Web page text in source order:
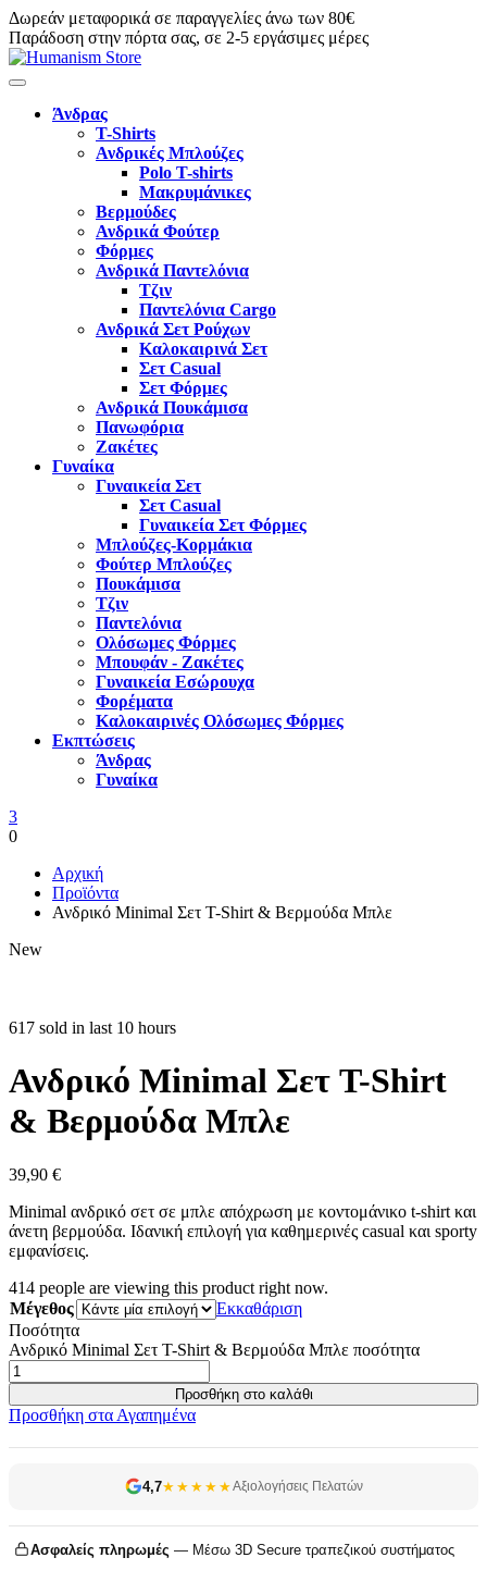
Δωρεάν μεταφορικά σε παραγγελίες άνω των 80€
Παράδοση στην πόρτα σας, σε 2-5 εργάσιμες μέρες
Άνδρας
T-Shirts
Ανδρικές Μπλούζες
Polo T-shirts
Μακρυμάνικες
Βερμούδες
Ανδρικά Φούτερ
Φόρμες
Ανδρικά Παντελόνια
Τζιν
Παντελόνια Cargo
Ανδρικά Σετ Ρούχων
Καλοκαιρινά Σετ
Σετ Casual
Σετ Φόρμες
Ανδρικά Πουκάμισα
Πανωφόρια
Ζακέτες
Γυναίκα
Γυναικεία Σετ
Σετ Casual
Γυναικεία Σετ Φόρμες
Μπλούζες-Κορμάκια
Φούτερ Μπλούζες
Πουκάμισα
Τζιν
Παντελόνια
Ολόσωμες Φόρμες
Μπουφάν - Ζακέτες
Γυναικεία Εσώρουχα
Φορέματα
Καλοκαιρινές Ολόσωμες Φόρμες
Εκπτώσεις
Άνδρας
Γυναίκα
3
0
Αρχική
Προϊόντα
Ανδρικό Minimal Σετ T-Shirt & Βερμούδα Μπλε
New
617 sold in last 10 hours
Ανδρικό Minimal Σετ T-Shirt
& Βερμούδα Μπλε
39,90 €
Minimal ανδρικό σετ σε μπλε απόχρωση με κοντομάνικο t-shirt και
άνετη βερμούδα. Ιδανική επιλογή για καθημερινές casual και sporty
εμφανίσεις.
414 people are viewing this product right now.
Μέγεθος
Εκκαθάριση
Ποσότητα
Ανδρικό Minimal Σετ T-Shirt & Βερμούδα Μπλε ποσότητα
Προσθήκη στο καλάθι
Προσθήκη στα Αγαπημένα
4,7★★★★★Αξιολογήσεις Πελατών
Ασφαλείς πληρωμές — Μέσω 3D Secure τραπεζικού συστήματος